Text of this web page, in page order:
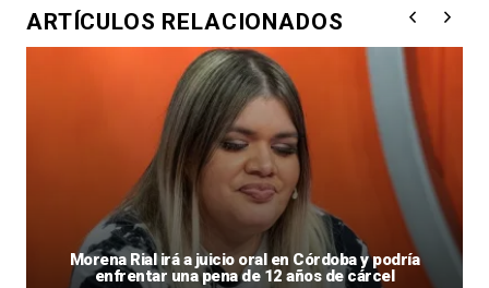
ARTÍCULOS RELACIONADOS
Morena Rial irá a juicio oral en Córdoba y podría
enfrentar una pena de 12 años de cárcel